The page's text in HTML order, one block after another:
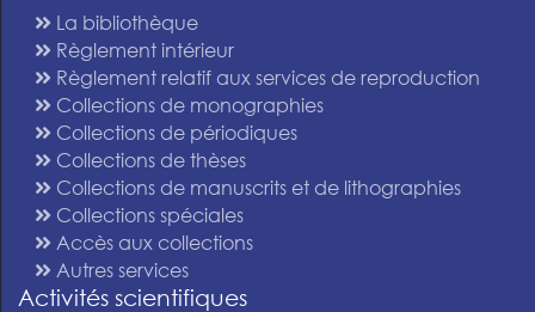
La bibliothèque
Règlement intérieur
Règlement relatif aux services de reproduction
Collections de monographies
Collections de périodiques
Collections de thèses
Collections de manuscrits et de lithographies
Collections spéciales
Accès aux collections
Autres services
Activités scientifiques